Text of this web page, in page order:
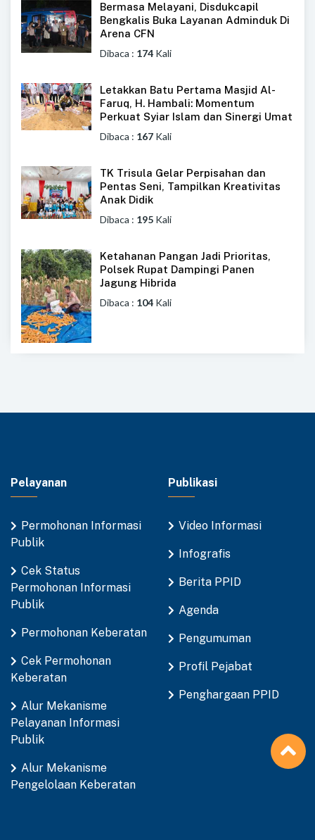
Bermasa Melayani, Disdukcapil
Bengkalis Buka Layanan Adminduk Di
Arena CFN
Dibaca : 174 Kali
Letakkan Batu Pertama Masjid Al-
Faruq, H. Hambali: Momentum
Perkuat Syiar Islam dan Sinergi Umat
Dibaca : 167 Kali
TK Trisula Gelar Perpisahan dan
Pentas Seni, Tampilkan Kreativitas
Anak Didik
Dibaca : 195 Kali
Ketahanan Pangan Jadi Prioritas,
Polsek Rupat Dampingi Panen
Jagung Hibrida
Dibaca : 104 Kali
Pelayanan
Permohonan Informasi
Publik
Cek Status
Permohonan Informasi
Publik
Permohonan Keberatan
Cek Permohonan
Keberatan
Alur Mekanisme
Pelayanan Informasi
Publik
Alur Mekanisme
Pengelolaan Keberatan
Publikasi
Video Informasi
Infografis
Berita PPID
Agenda
Pengumuman
Profil Pejabat
Penghargaan PPID